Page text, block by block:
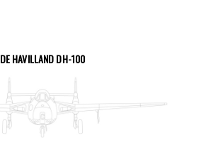
DE HAVILLAND DH-100